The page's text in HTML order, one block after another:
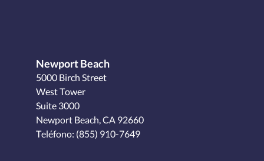
Newport Beach
5000 Birch Street
West Tower
Suite 3000
Newport Beach, CA 92660
Teléfono: (855) 910-7649